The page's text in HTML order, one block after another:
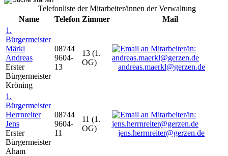
Telefonliste der Mitarbeiter/innen der Verwaltung
Name
Telefon Zimmer
Mail
1.
Bürgermeister
Märkl
Andreas
Erster
Bürgermeister
Kröning
08744
9604-
13
13 (1.
OG)
andreas.maerkl@gerzen.de
1.
Bürgermeister
Herrnreiter
Jens
Erster
Bürgermeister
Aham
08744
9604-
11
11 (1.
OG)
jens.herrnreiter@gerzen.de